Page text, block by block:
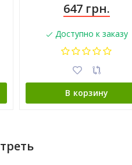
647 грн.
Доступно к заказу
В корзину